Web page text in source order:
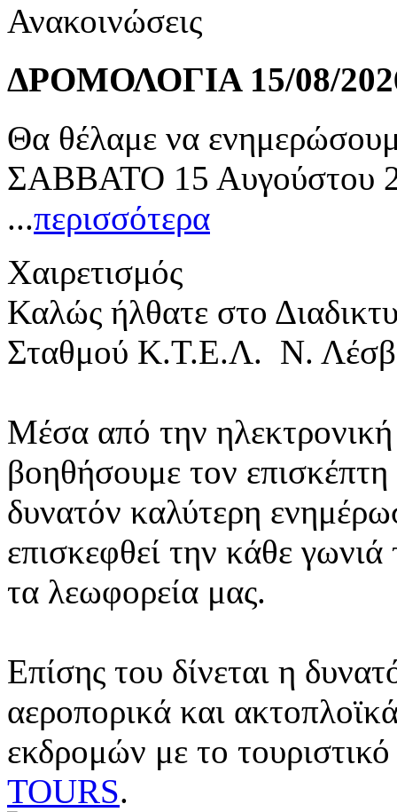
Ανακοινώσεις
ΔΡΟΜΟΛΟΓΙΑ 15/08/
Θα θέλαμε να
ΣΑΒΒΑΤΟ 15 Αυγούστου
...περισσότερα
Χαιρετισμός
Καλώς ήλθατε στο
Σταθμού Κ.Τ.Ε.Λ. Ν.
Μέσα από την ηλεκτρονική
βοηθήσουμε τον
δυνατόν καλύτερη
επισκεφθεί την κάθε
τα λεωφορεία μας.
Επίσης του δίνεται η
αεροπορικά και
εκδρομών με το
TOURS.